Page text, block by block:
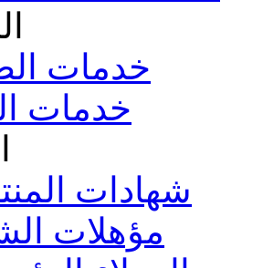
خدمات
خدمات
شهادات
مؤهلات